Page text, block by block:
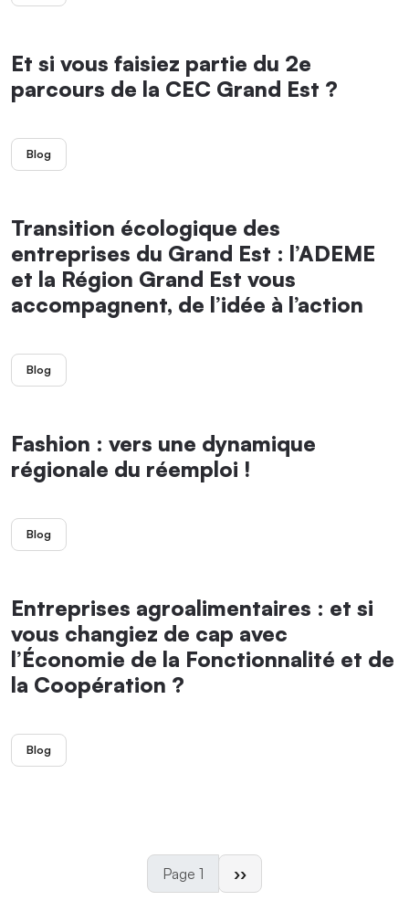
Et si vous faisiez partie du 2e
parcours de la CEC Grand Est ?
Blog
Transition écologique des
entreprises du Grand Est : l’ADEME
et la Région Grand Est vous
accompagnent, de l’idée à l’action
Blog
Fashion : vers une dynamique
régionale du réemploi !
Blog
Entreprises agroalimentaires : et si
vous changiez de cap avec
l’Économie de la Fonctionnalité et de
la Coopération ?
Blog
Page 1 Page suivante
››